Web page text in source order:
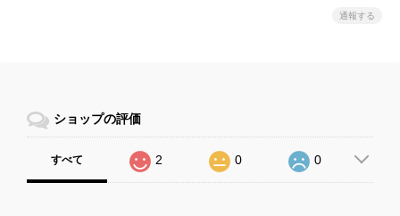
通報する
ショップの評価
すべて 2 0 0